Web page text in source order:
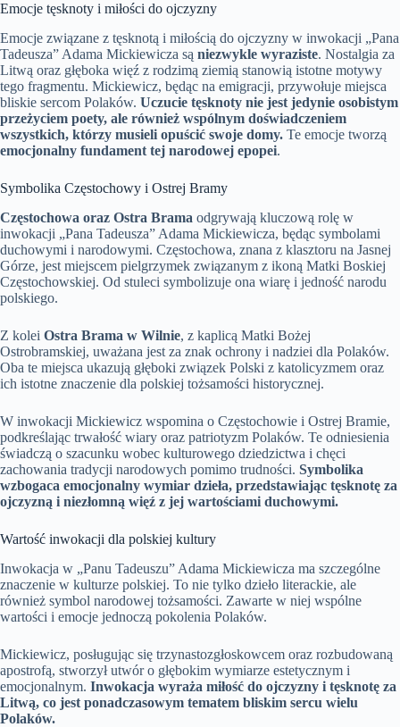
Emocje tęsknoty i miłości do ojczyzny
Emocje związane z tęsknotą i miłością do ojczyzny w inwokacji „Pana
Tadeusza” Adama Mickiewicza są niezwykle wyraziste. Nostalgia za
Litwą oraz głęboka więź z rodzimą ziemią stanowią istotne motywy
tego fragmentu. Mickiewicz, będąc na emigracji, przywołuje miejsca
bliskie sercom Polaków. Uczucie tęsknoty nie jest jedynie osobistym
przeżyciem poety, ale również wspólnym doświadczeniem
wszystkich, którzy musieli opuścić swoje domy. Te emocje tworzą
emocjonalny fundament tej narodowej epopei.
Symbolika Częstochowy i Ostrej Bramy
Częstochowa oraz Ostra Brama odgrywają kluczową rolę w
inwokacji „Pana Tadeusza” Adama Mickiewicza, będąc symbolami
duchowymi i narodowymi. Częstochowa, znana z klasztoru na Jasnej
Górze, jest miejscem pielgrzymek związanym z ikoną Matki Boskiej
Częstochowskiej. Od stuleci symbolizuje ona wiarę i jedność narodu
polskiego.
Z kolei Ostra Brama w Wilnie, z kaplicą Matki Bożej
Ostrobramskiej, uważana jest za znak ochrony i nadziei dla Polaków.
Oba te miejsca ukazują głęboki związek Polski z katolicyzmem oraz
ich istotne znaczenie dla polskiej tożsamości historycznej.
W inwokacji Mickiewicz wspomina o Częstochowie i Ostrej Bramie,
podkreślając trwałość wiary oraz patriotyzm Polaków. Te odniesienia
świadczą o szacunku wobec kulturowego dziedzictwa i chęci
zachowania tradycji narodowych pomimo trudności. Symbolika
wzbogaca emocjonalny wymiar dzieła, przedstawiając tęsknotę za
ojczyzną i niezłomną więź z jej wartościami duchowymi.
Wartość inwokacji dla polskiej kultury
Inwokacja w „Panu Tadeuszu” Adama Mickiewicza ma szczególne
znaczenie w kulturze polskiej. To nie tylko dzieło literackie, ale
również symbol narodowej tożsamości. Zawarte w niej wspólne
wartości i emocje jednoczą pokolenia Polaków.
Mickiewicz, posługując się trzynastozgłoskowcem oraz rozbudowaną
apostrofą, stworzył utwór o głębokim wymiarze estetycznym i
emocjonalnym. Inwokacja wyraża miłość do ojczyzny i tęsknotę za
Litwą, co jest ponadczasowym tematem bliskim sercu wielu
Polaków.